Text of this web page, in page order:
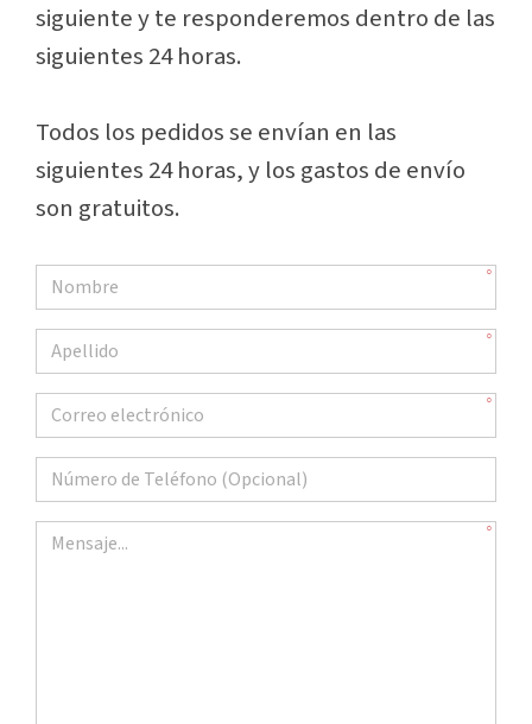
siguiente y te responderemos dentro de las
siguientes 24 horas.
Todos los pedidos se envían en las
siguientes 24 horas, y los gastos de envío
son gratuitos.
gcui_bpi:first_name
Apellido:
e-mail:
Número de Teléfono (Opcional)
Mensaje